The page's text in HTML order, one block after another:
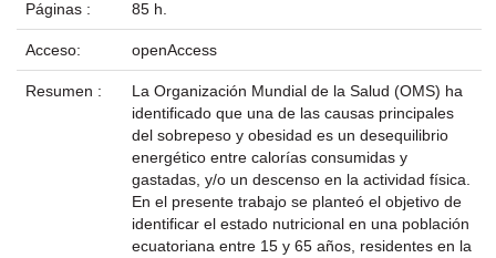
Páginas : 85 h.
Acceso: openAccess
Resumen :
La Organización Mundial de la Salud (OMS) ha
identificado que una de las causas principales
del sobrepeso y obesidad es un desequilibrio
energético entre calorías consumidas y
gastadas, y/o un descenso en la actividad física.
En el presente trabajo se planteó el objetivo de
identificar el estado nutricional en una población
ecuatoriana entre 15 y 65 años, residentes en la